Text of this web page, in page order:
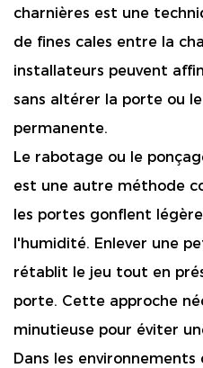
charnières est une
de fines cales entre la
installateurs peuvent
sans altérer la porte ou
permanente.
Le rabotage ou le
est une autre méthode
les portes gonflent
l'humidité. Enlever une
rétablit le jeu tout en
porte. Cette approche
minutieuse pour éviter
Dans les environnements